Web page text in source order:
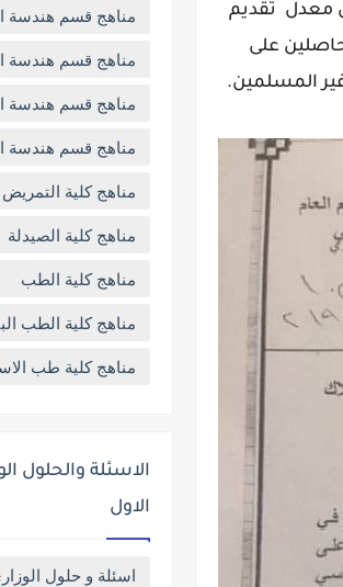
معدل تقديم
المتميزين وثانويات كلية بغداد للعام الدراسي 2019-2020 الحاصلين على
مناهج قسم هندسة
مناهج قسم هندسة
مناهج قسم هندسة
مناهج قسم هندسة
مناهج كلية التمريض
مناهج كلية الصيدلة
مناهج كلية الطب
مناهج كلية الطب
مناهج كلية طب
الاول
اسئلة و حلول